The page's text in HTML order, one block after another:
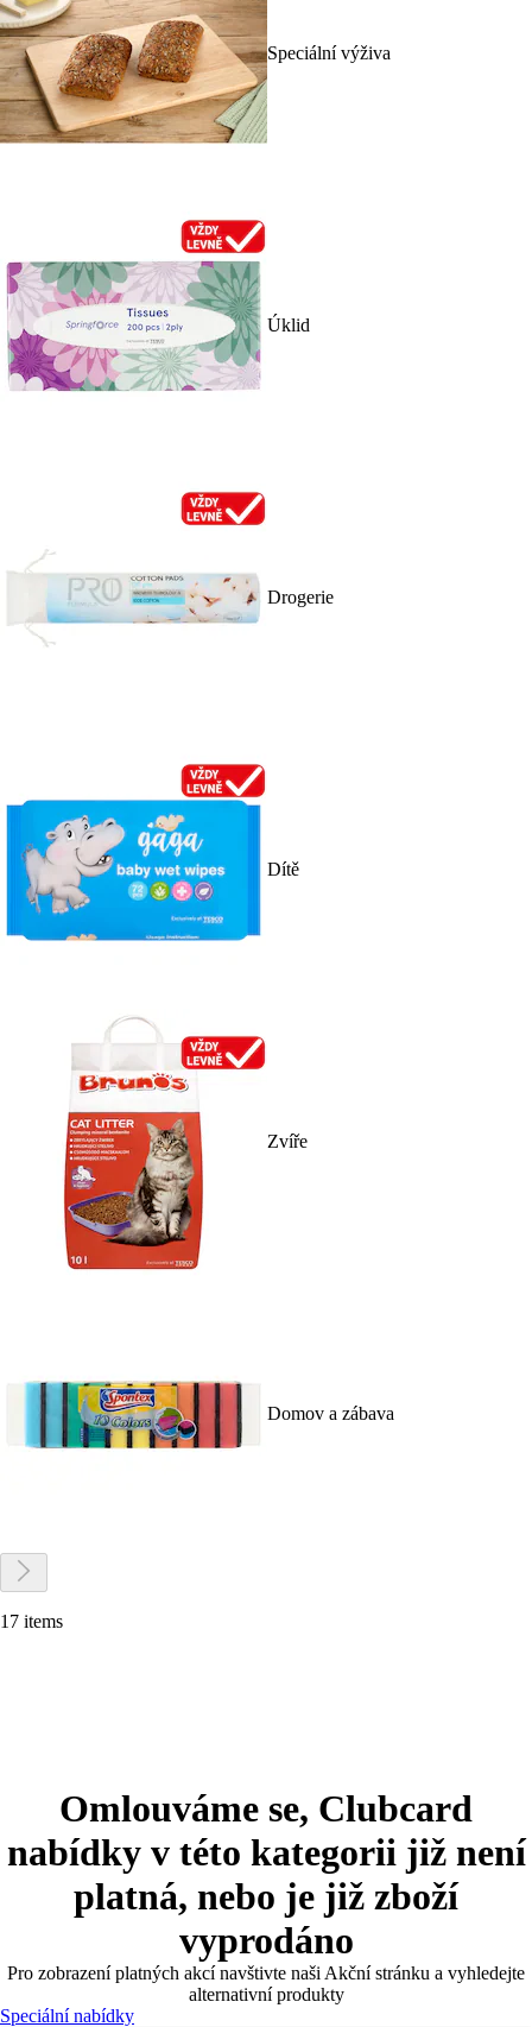
Speciální výživa
Úklid
Drogerie
Dítě
Zvíře
Domov a zábava
17 items
Omlouváme se, Clubcard
nabídky v této kategorii již není
platná, nebo je již zboží
vyprodáno
Pro zobrazení platných akcí navštivte naši Akční stránku a vyhledejte
alternativní produkty
Speciální nabídky